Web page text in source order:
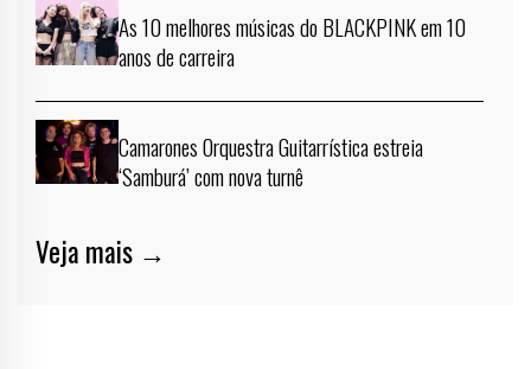
As 10 melhores músicas do BLACKPINK em 10
anos de carreira
Camarones Orquestra Guitarrística estreia
‘Samburá’ com nova turnê
Veja mais →